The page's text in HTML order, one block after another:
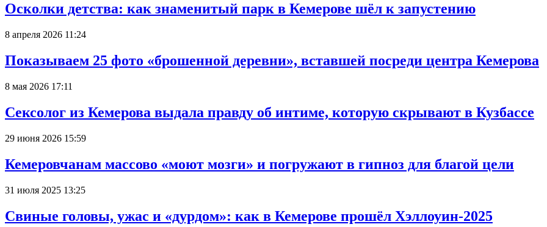
Осколки детства: как знаменитый парк в Кемерове шёл к запустению
8 апреля 2026 11:24
Показываем 25 фото «брошенной деревни», вставшей посреди центра Кемерова
8 мая 2026 17:11
Сексолог из Кемерова выдала правду об интиме, которую скрывают в Кузбассе
29 июня 2026 15:59
Кемеровчанам массово «моют мозги» и погружают в гипноз для благой цели
31 июля 2025 13:25
Свиные головы, ужас и «дурдом»: как в Кемерове прошёл Хэллоуин-2025